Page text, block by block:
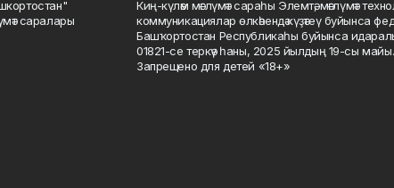
саралары
Киң-күләм мәғлүмәт сараһы Элемтә, мәғлүмәт
коммуникациялар өлкәһендә күҙәтеү буйынса
Башҡортостан Республикаһы буйынса
01821-се теркәү һаны, 2025 йылдың 19-сы майы.
Запрещено для детей «18+»